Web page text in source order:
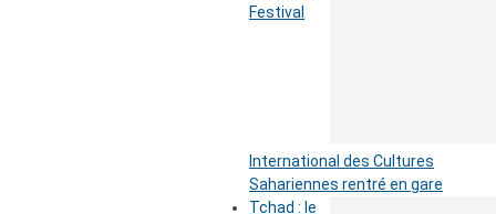
Festival
International des Cultures
Sahariennes rentré en gare
Tchad : le